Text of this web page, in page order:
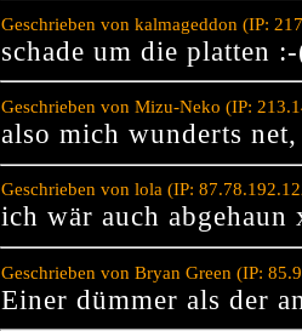
Geschrieben von kalmageddon (IP:
schade um die platten
Geschrieben von Mizu-Neko (IP:
also mich wunderts
Geschrieben von lola (IP:
ich wär auch abgehaun
Geschrieben von Bryan Green (IP:
Einer dümmer als der